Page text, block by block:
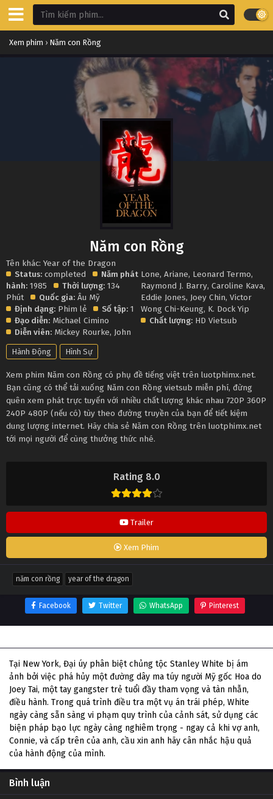
Xem phim › Năm con Rồng
Rating 8.0
Trailer
Xem Phim
Năm con Rồng
Tên khác: Year of the Dragon
Status: completed
Năm phát
hành: 1985 Thời lượng: 134
Phút
Quốc gia: Âu Mỹ
Định dạng: Phim lẻ Số tập: 1
Đạo diễn: Michael Cimino
Diễn viên: Mickey Rourke, John
Lone,Ariane, Leonard Termo,
Raymond J. Barry,Caroline Kava,
Eddie Jones, Joey Chin,Victor
Wong Chi-Keung, K. Dock Yip
Chất lượng: HD Vietsub
Hành Động Hình Sự
Xem phim Năm con Rồng có phụ đề tiếng việt trên luotphimx.net.
Bạn cũng có thể tải xuống Năm con Rồng vietsub miễn phí, đừng
quên xem phát trực tuyến với nhiều chất lượng khác nhau 720P 360P
240P 480P (nếu có) tùy theo đường truyền của bạn để tiết kiệm
dung lượng internet. Hãy chia sẻ Năm con Rồng trên luotphimx.net
tới mọi người để cùng thưởng thức nhé.
năm con rồng year of the dragon
Facebook Twitter WhatsApp Pinterest
Tại New York, Đại úy phân biệt chủng tộc Stanley White bị ám
ảnh bởi việc phá hủy một đường dây ma túy người Mỹ gốc Hoa do
Joey Tai, một tay gangster trẻ tuổi đầy tham vọng và tàn nhẫn,
điều hành. Trong quá trình điều tra một vụ án trái phép, White
ngày càng sẵn sàng vi phạm quy trình của cảnh sát, sử dụng các
biện pháp bạo lực ngày càng nghiêm trọng - ngay cả khi vợ anh,
Connie, và cấp trên của anh, cầu xin anh hãy cân nhắc hậu quả
của hành động của mình.
Bình luận